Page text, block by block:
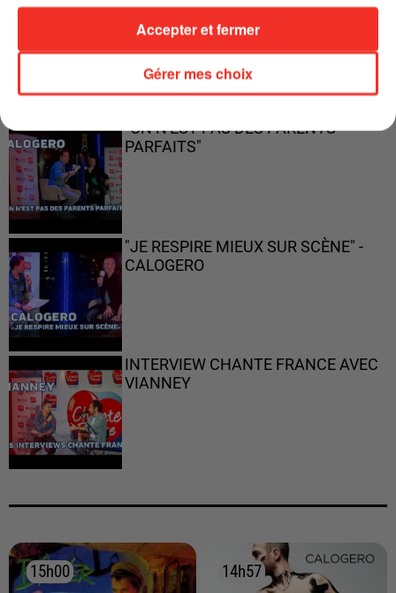
"ON A TOUS LE TRAC"
"ON N'EST PAS DES PARENTS
PARFAITS"
"JE RESPIRE MIEUX SUR SCÈNE" -
CALOGERO
INTERVIEW CHANTE FRANCE AVEC
VIANNEY
15h00
15h00 14h57
14h57
Gérer mes choix
Accepter et fermer